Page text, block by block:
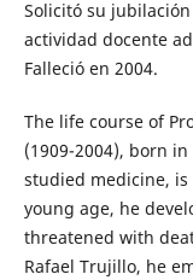
Solicitó su
actividad docente
Falleció en 2004.
The life course of
(1909-2004), born
studied medicine, is
young age, he
threatened with
Rafael Trujillo, he